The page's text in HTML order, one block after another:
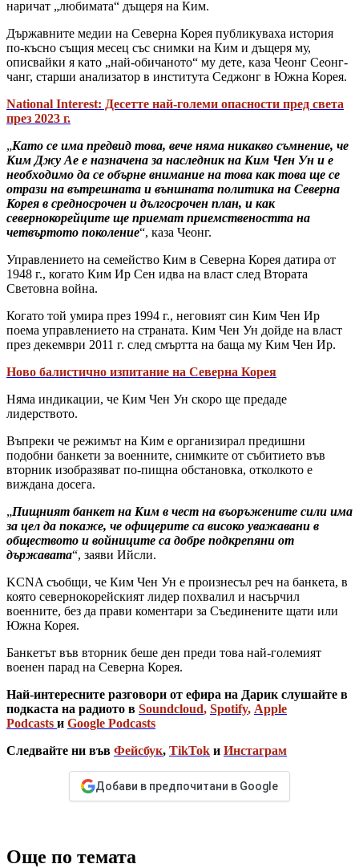
наричат ​​„любимата“ дъщеря на Ким.
Държавните медии на Северна Корея публикуваха история
по-късно същия месец със снимки на Ким и дъщеря му,
описвайки я като „най-обичаното“ му дете, каза Чеонг Сеонг-
чанг,​ старши анализатор в института Седжонг в Южна Корея.
National Interest: Десетте най-големи опасности пред света
през 2023 г.
„Като се има предвид това, вече няма никакво съмнение, че
Ким Джу Ае е назначена за наследник на Ким Чен Ун и е
необходимо да се обърне внимание на това как това ще се
отрази на вътрешната и външната политика на Северна
Корея в средносрочен и дългосрочен план, и как
севернокорейците ще приемат приемствеността на
четвъртото поколение“, каза Чеонг.
Управлението на семейство Ким в Северна Корея датира от
1948 г., когато Ким Ир Сен идва на власт след Втората
Световна война.
Когато той умира през 1994 г., неговият син Ким Чен Ир
поема управлението на страната. Ким Чен Ун дойде на власт
през декември 2011 г. след смъртта на баща му Ким Чен Ир.
Ново балистично изпитание на Северна Корея
Няма индикации, че Ким Чен Ун скоро ще предаде
лидерството.
Въпреки че режимът на Ким е организирал предишни
подобни банкети за военните, снимките от събитието във
вторник изобразяват по-пищна обстановка, отколкото е
виждана досега.
„Пищният банкет на Ким в чест на въоръжените сили има
за цел да покаже, че офицерите са високо уважавани в
обществото и войниците са добре подкрепяни от
държавата“, заяви Ийсли.
KCNA съобщи, че Ким Чен Ун е произнесъл реч на банкета, в
която севернокорейският лидер похвалил и насърчил
военните, без да прави коментари за Съединените щати или
Южна Корея.
Банкетът във вторник беше ден преди това най-големият
военен парад на Северна Корея.
Най-интересните разговори от ефира на Дарик слушайте в
подкаста на радиото в Soundcloud, Spotify, Apple
Podcasts и Google Podcasts
Следвайте ни във Фейсбук, TikTok и Инстаграм
Добави в предпочитани в Google
Още по темата